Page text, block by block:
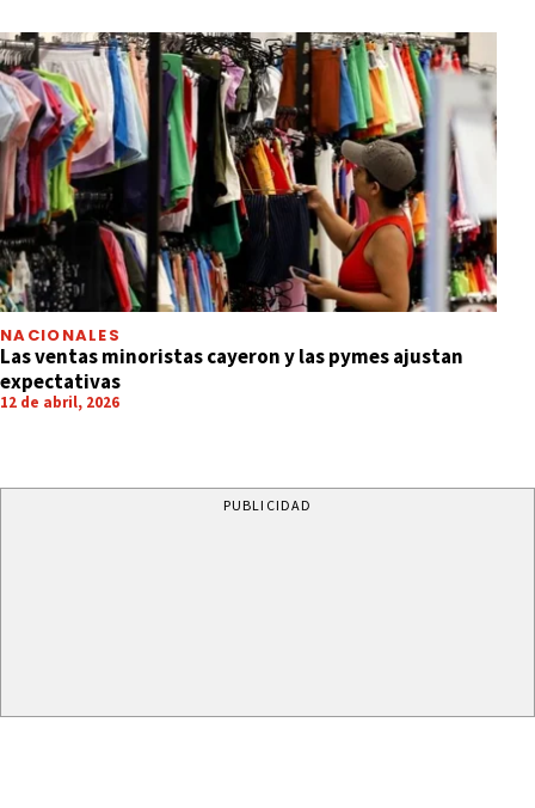
NACIONALES
Las ventas minoristas cayeron y las pymes ajustan
expectativas
12 de abril, 2026
PUBLICIDAD